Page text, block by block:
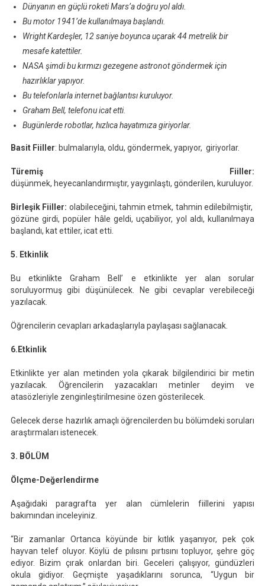
Dünyanın en güçlü roketi Mars’a doğru yol aldı.
Bu motor 1941’de kullanılmaya başlandı.
Wright Kardeşler, 12 saniye boyunca uçarak 44 metrelik bir
mesafe katettiler.
NASA şimdi bu kırmızı gezegene astronot göndermek için
hazırlıklar yapıyor.
Bu telefonlarla internet bağlantısı kuruluyor.
Graham Bell, telefonu icat etti.
Bugünlerde robotlar, hızlıca hayatımıza giriyorlar.
Basit Fiiller: bulmalarıyla, oldu, göndermek, yapıyor, giriyorlar.
Türemiş Fiiller:
düşünmek, heyecanlandırmıştır, yaygınlaştı, gönderilen, kuruluyor.
Birleşik Fiiller: olabileceğini, tahmin etmek, tahmin edilebilmiştir,
gözüne girdi, popüler hâle geldi, uçabiliyor, yol aldı, kullanılmaya
başlandı, kat ettiler, icat etti.
5. Etkinlik
Bu etkinlikte Graham Bell’ e etkinlikte yer alan sorular
soruluyormuş gibi düşünülecek. Ne gibi cevaplar verebileceği
yazılacak.
Öğrencilerin cevapları arkadaşlarıyla paylaşası sağlanacak.
6.Etkinlik
Etkinlikte yer alan metinden yola çıkarak bilgilendirici bir metin
yazılacak. Öğrencilerin yazacakları metinler deyim ve
atasözleriyle zenginleştirilmesine özen gösterilecek.
Gelecek derse hazırlık amaçlı öğrencilerden bu bölümdeki soruları
araştırmaları istenecek.
3. BÖLÜM
Ölçme-Değerlendirme
Aşağıdaki paragrafta yer alan cümlelerin fiillerini yapısı
bakımından inceleyiniz.
“Bir zamanlar Ortanca köyünde bir kıtlık yaşanıyor, pek çok
hayvan telef oluyor. Köylü de pılısını pırtısını topluyor, şehre göç
ediyor. Bizim çırak onlardan biri. Geceleri çalışıyor, gündüzleri
okula gidiyor. Geçmişte yaşadıklarını sorunca, “Uygun bir